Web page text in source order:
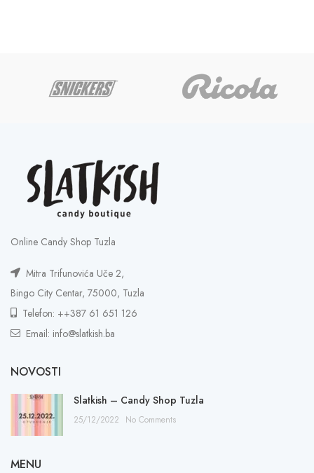
Online Candy Shop Tuzla
Mitra Trifunovića Uče 2,
Bingo City Centar, 75000, Tuzla
Telefon: ++387 61 651 126
Email: info@slatkish.ba
NOVOSTI
Slatkish – Candy Shop Tuzla
25/12/2022 No Comments
MENU